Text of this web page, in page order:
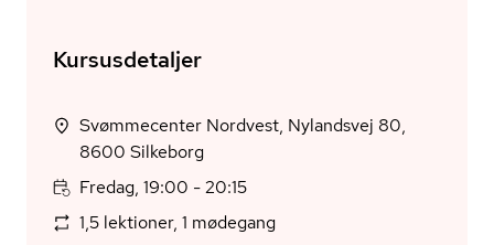
Kursusdetaljer
Svømmecenter Nordvest, Nylandsvej 80,
8600 Silkeborg
Fredag, 19:00 - 20:15
1,5 lektioner, 1 mødegang